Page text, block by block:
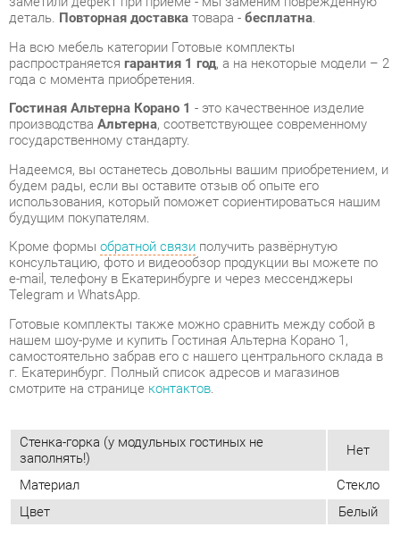
года с момента приобретения.
производстваАльтерна, соответствующее современному
государственному стандарту.
будем рады, если вы оставите отзыв об опыте его
использования, который поможет сориентироваться нашим
будущим покупателям.
Кроме формы обратной связиполучить развёрнутую
консультацию, фото и видеообзор продукции вы можете по
e-mail, телефону в Екатеринбурге и через мессенджеры
Telegram и WhatsApp.
Готовые комплекты также можно сравнить между собой в
нашем шоу-руме и купить Гостиная Альтерна Корано 1,
самостоятельно забрав его с нашего центрального склада в
г. Екатеринбург. Полный список адресов и магазинов
смотрите на странице
Стенка-горка (у модульных гостиных не
заполнять!)
Нет
Материал
ОТЗЫВЫ
Пока нет отзывов, поделитесь первым своим мнением.